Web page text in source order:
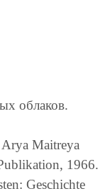
облаков.
Maitreya
1966.
Geschichte